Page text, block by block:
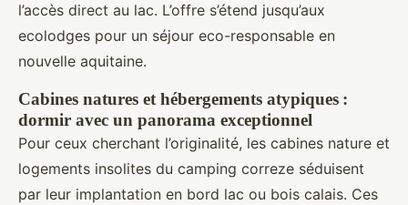
l’accès direct au lac. L’offre s’étend jusqu’aux
ecolodges pour un séjour eco-responsable en
nouvelle aquitaine.
Cabines natures et hébergements atypiques :
dormir avec un panorama exceptionnel
Pour ceux cherchant l’originalité, les cabines nature et
logements insolites du camping correze séduisent
par leur implantation en bord lac ou bois calais. Ces